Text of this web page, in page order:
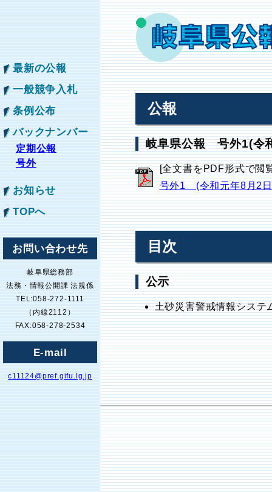
最新の公報
一般競争入札
条例公布
バックナンバー
定期公報
号外
お知らせ
TOPへ
お問い合わせ先
岐阜県総務部
法務・情報公開課 法規係
TEL:058-272-1111
（内線2112）
FAX:058-278-2534
E-mail
c11124@pref.gifu.lg.jp
公報
岐阜県公報 号外1(令
[全文書をPDF形式で閲
号外1 (令和元年8月2
目次
公示
土砂災害警戒情報シス